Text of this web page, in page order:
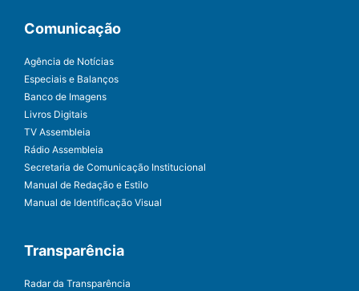
Comunicação
Agência de Notícias
Especiais e Balanços
Banco de Imagens
Livros Digitais
TV Assembleia
Rádio Assembleia
Secretaria de Comunicação Institucional
Manual de Redação e Estilo
Manual de Identificação Visual
Transparência
Radar da Transparência